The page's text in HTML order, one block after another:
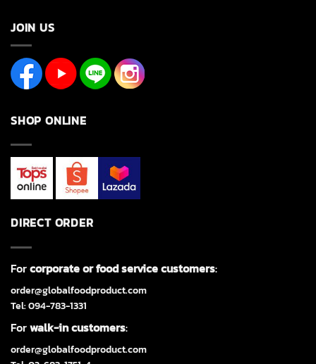
JOIN US
SHOP ONLINE
DIRECT ORDER
Forcorporate or food service customers:
order@globalfoodproduct.com
Tel: 094-783-1331
Forwalk-in customers:
order@globalfoodproduct.com